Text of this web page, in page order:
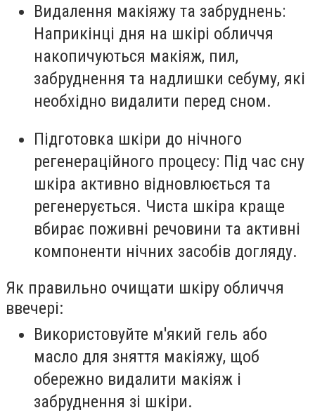
Видалення макіяжу та забруднень:
Наприкінці дня на шкірі обличчя
накопичуються макіяж, пил,
забруднення та надлишки себуму, які
необхідно видалити перед сном.
Підготовка шкіри до нічного
регенераційного процесу: Під час сну
шкіра активно відновлюється та
регенерується. Чиста шкіра краще
вбирає поживні речовини та активні
компоненти нічних засобів догляду.
Як правильно очищати шкіру обличчя
ввечері:
Використовуйте м'який гель або
масло для зняття макіяжу, щоб
обережно видалити макіяж і
забруднення зі шкіри.